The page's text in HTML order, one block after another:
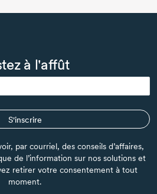
à l'affût
S'inscrire
par courriel, des conseils d’affaires,
de l’information sur nos solutions et
retirer votre consentement à tout
moment.